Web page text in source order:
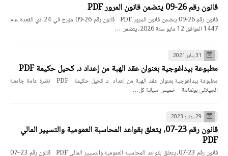
قانون رقم 26-09 يتضمن قانون المرور PDF
قانون رقم 26-09 يتضمن قانون المرور PDF قانون رقم 26-09 مؤرخ في 24 ذي القعدة عام
1447 الموافق 12 مايو سنة 2026، يتضمن …
31 يناير 2021
مطبوعة بيداغوجية بعنوان عقد الهبة من إعداد د. كحيل حكيمة PDF
مطبوعة بيداغوجية بعنوان عقد الهبة من إعداد د. كحيل حكيمة PDF نظرة عامة جامعة
الجيلالي بونعامة – خميس مليانة كل…
29 يونيو 2023
قانون رقم 23-07، يتعلق بقواعد المحاسبة العمومية والتسيير المالي
PDF
قانون رقم 23-07، يتعلق بقواعد المحاسبة العمومية والتسيير المالي PDF قانون رقم 23–07